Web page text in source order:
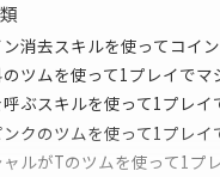
消去スキルを使ってコイ
ツムを使って1プレイでマ
ぶスキルを使って1プレイ
クのツムを使って1プレイ
ルがTのツムを使って1プ